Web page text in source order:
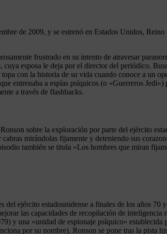
de 2009, y se estrenó en Estados Unidos,
frustrado en su intento de atravesar
esposa le deja por el director del periódico.
con la historia de su vida cuando conoce a un
entrenaba a espías psíquicos (o «Guerreros
a través de flashbacks.
sobre la exploración por parte del ejército
mirándolas fijamente y deteniendo sus
también se titula «Los hombres que miran
ejército estadounidense a finales de los años
las capacidades de recopilación de
y una «unidad de espionaje psíquico»
por su nombre). Ronson se pone tras la pista